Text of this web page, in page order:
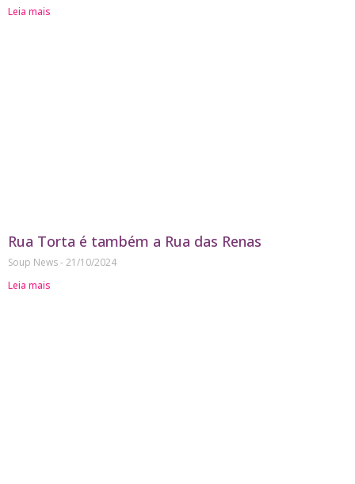
Leia mais
Rua Torta é também a Rua das Renas
Soup News 21/10/2024
Leia mais